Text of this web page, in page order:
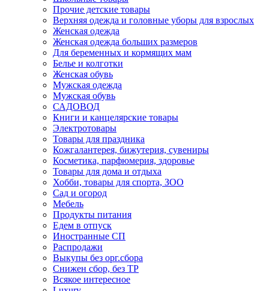
Прочие детские товары
Верхняя одежда и головные уборы для взрослых
Женская одежда
Женская одежда больших размеров
Для беременных и кормящих мам
Белье и колготки
Женская обувь
Мужская одежда
Мужская обувь
САДОВОД
Книги и канцелярские товары
Электротовары
Товары для праздника
Кожгалантерея, бижутерия, сувениры
Косметика, парфюмерия, здоровье
Товары для дома и отдыха
Хобби, товары для спорта, ЗОО
Сад и огород
Мебель
Продукты питания
Едем в отпуск
Иностранные СП
Распродажи
Выкупы без орг.сбора
Снижен сбор, без ТР
Всякое интересное